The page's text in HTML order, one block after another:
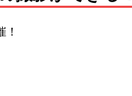
！